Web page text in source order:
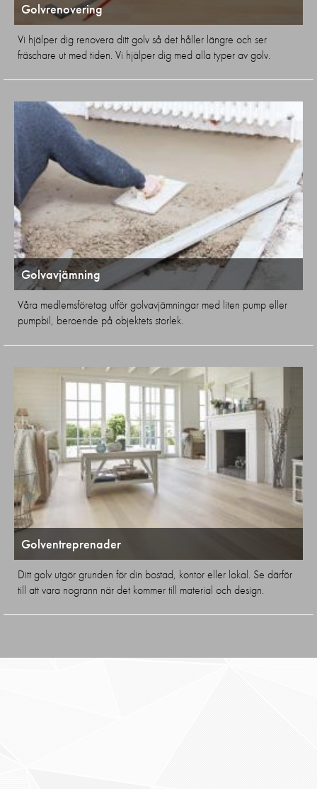
Golvrenovering
Vi hjälper dig renovera ditt golv så det håller längre och ser
fräschare ut med tiden. Vi hjälper dig med alla typer av golv.
Golvavjämning
Våra medlemsföretag utför golvavjämningar med liten pump eller
pumpbil, beroende på objektets storlek.
Golventreprenader
Ditt golv utgör grunden för din bostad, kontor eller lokal. Se därför
till att vara nogrann när det kommer till material och design.